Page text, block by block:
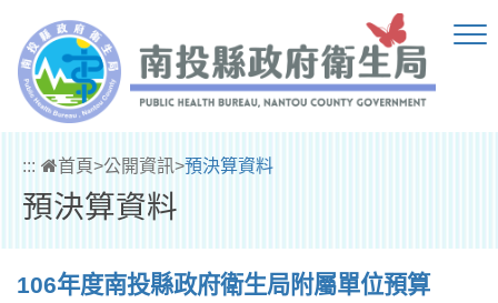
::: 首頁>公開資訊>預決算資料
預決算資料
106年度南投縣政府衛生局附屬單位預算